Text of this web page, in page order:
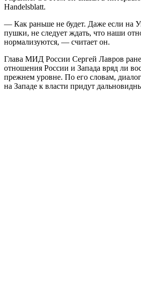
Handelsblatt.
— Как раньше не будет. Даже если на
пушки, не следует ждать, что наши
нормализуются, — считает он.
Глава МИД России Сергей Лавров
отношения России и Запада вряд ли
прежнем уровне. По его словам,
на Западе к власти придут